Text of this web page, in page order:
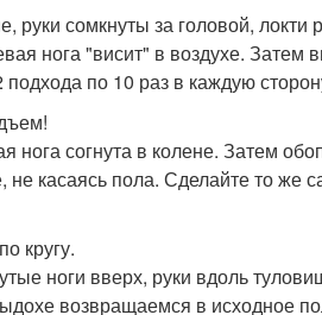
руки сомкнуты за головой,
нога "висит" в воздухе.
по 10 раз в каждую
нога согнута в колене. Затем
не касаясь пола. Сделайте то же
кругу.
ноги вверх, руки вдоль
возвращаемся в исходное